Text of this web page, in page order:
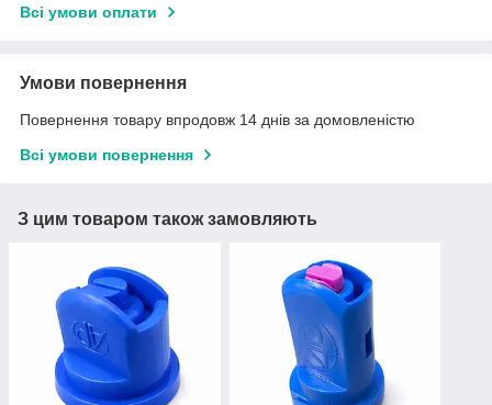
Всі умови оплати
Умови повернення
Повернення товару впродовж 14 днів за домовленістю
Всі умови повернення
З цим товаром також замовляють